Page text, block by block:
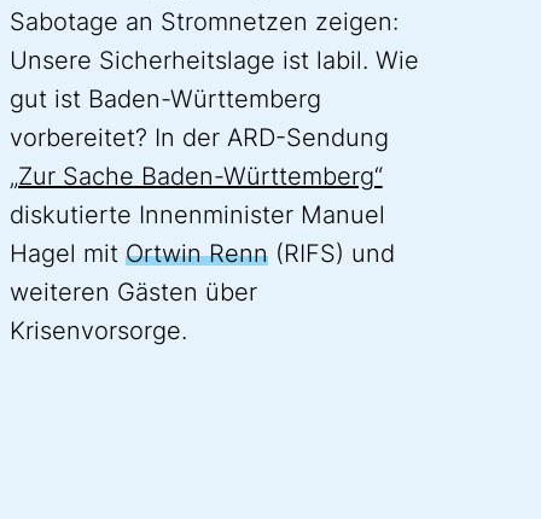
Sabotage an Stromnetzen zeigen:
Unsere Sicherheitslage ist labil. Wie
gut ist Baden-Württemberg
vorbereitet? In der ARD-Sendung
„Zur Sache Baden-Württemberg“
diskutierte Innenminister Manuel
Hagel mit Ortwin Renn(RIFS) und
weiteren Gästen über
Krisenvorsorge.